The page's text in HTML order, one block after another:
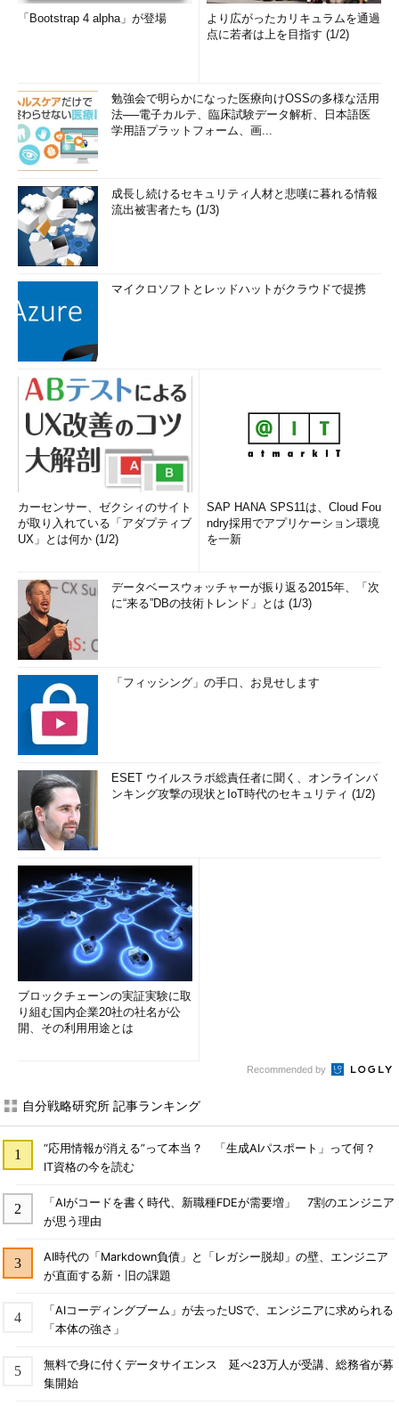
「Bootstrap 4 alpha」が登場
より広がったカリキュラムを通過
点に若者は上を目指す (1/2)
勉強会で明らかになった医療向けOSSの多様な活用
法──電子カルテ、臨床試験データ解析、日本語医
学用語プラットフォーム、画...
成長し続けるセキュリティ人材と悲嘆に暮れる情報
流出被害者たち (1/3)
マイクロソフトとレッドハットがクラウドで提携
カーセンサー、ゼクシィのサイト
が取り入れている「アダプティブ
UX」とは何か (1/2)
SAP HANA SPS11は、Cloud Fou
ndry採用でアプリケーション環境
を一新
データベースウォッチャーが振り返る2015年、「次
に“来る”DBの技術トレンド」とは (1/3)
「フィッシング」の手口、お見せします
ESET ウイルスラボ総責任者に聞く、オンラインバ
ンキング攻撃の現状とIoT時代のセキュリティ (1/2)
ブロックチェーンの実証実験に取
り組む国内企業20社の社名が公
開、その利用用途とは
Recommended by
自分戦略研究所 記事ランキング
“応用情報が消える”って本当？ 「生成AIパスポート」って何？
IT資格の今を読む
「AIがコードを書く時代、新職種FDEが需要増」 7割のエンジニア
が思う理由
AI時代の「Markdown負債」と「レガシー脱却」の壁、エンジニア
が直面する新・旧の課題
「AIコーディングブーム」が去ったUSで、エンジニアに求められる
「本体の強さ」
無料で身に付くデータサイエンス 延べ23万人が受講、総務省が募
集開始